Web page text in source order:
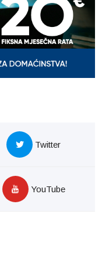
Twitter
YouTube